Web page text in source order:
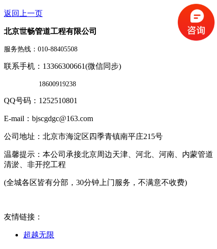
返回上一页
北京世畅管道工程有限公司
服务热线：010-88405508
联系手机：13366300661(微信同步)
18600919238
QQ号码：1252510801
E-mail：bjscgdgc@163.com
公司地址：北京市海淀区四季青镇南平庄215号
温馨提示：本公司承接北京周边天津、河北、河南、内蒙管道
清淤、非开挖工程
(全城各区皆有分部，30分钟上门服务，不满意不收费)
友情链接：
超越无限